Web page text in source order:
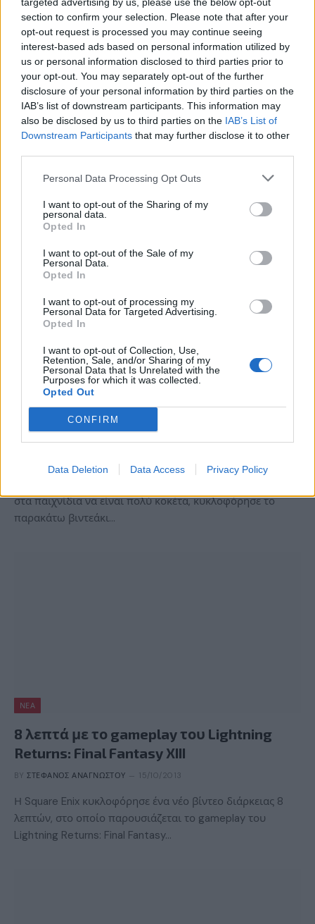
section to confirm your selection. Please note that after your
opt-out request is processed you may continue seeing
interest-based ads based on personal information utilized by
us or personal information disclosed to third parties prior to
your opt-out. You may separately opt-out of the further
disclosure of your personal information by third parties on the
IAB’s list of downstream participants. This information may
also be disclosed by us to third parties on the IAB’s List of
Downstream Participants that may further disclose it to other
Personal Data Processing Opt Outs
I want to opt-out of the Sharing of my
personal data.
Opted In
I want to opt-out of the Sale of my
Personal Data.
Opted In
I want to opt-out of processing my
Personal Data for Targeted Advertising.
Opted In
I want to opt-out of Collection, Use,
Retention, Sale, and/or Sharing of my
Personal Data that Is Unrelated with the
Purposes for which it was collected.
Opted Out
CONFIRM
Data Deletion Data Access Privacy Policy
Το Lightning Returns: FFXIII κυκλοφόρησε
στην Ιαπωνία. Δες το νέο τρέιλερ
BY ΣΤΈΦΑΝΟΣ ΑΝΑΓΝΏΣΤΟΥ 22/11/2013
επίσημα στην Ανατολή (Ιαπωνία), αλλά στην Ευρώπη και
την Αμερική θα έρθει μέσα…
Τα μαγαζιά του FFXIII και οι αλλαγές στην
εμφάνιση της Lightning
στα παιχνίδια να είναι πολύ κοκέτα, κυκλοφόρησε το
παρακάτω βιντεάκι…
ΝΈΑ
8 λεπτά με το gameplay του Lightning
Returns: Final Fantasy XIII
BY ΣΤΈΦΑΝΟΣ ΑΝΑΓΝΏΣΤΟΥ 15/10/2013
Η Square Enix κυκλοφόρησε ένα νέο βίντεο διάρκειας 8
λεπτών, στο οποίο παρουσιάζεται το gameplay του
Lightning Returns: Final Fantasy…